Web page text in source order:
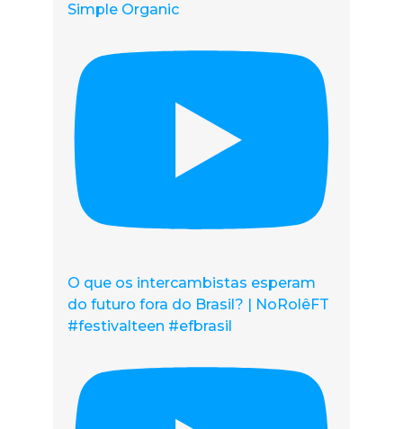
Simple Organic
O que os intercambistas esperam
do futuro fora do Brasil? | NoRolêFT
#festivalteen #efbrasil